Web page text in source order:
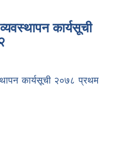
कार्यसूची
कार्यसूची २०७८ प्रथम